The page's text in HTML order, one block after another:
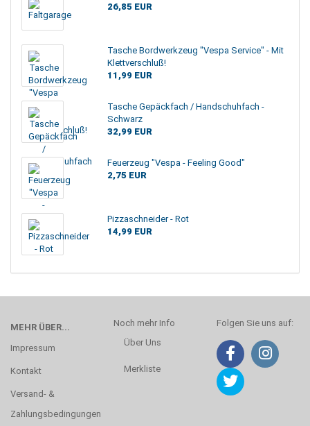
26,85 EUR
Tasche Bordwerkzeug "Vespa Service" - Mit
Klettverschluß!
11,99 EUR
Tasche Gepäckfach / Handschuhfach -
Schwarz
32,99 EUR
Feuerzeug "Vespa - Feeling Good"
2,75 EUR
Pizzaschneider - Rot
14,99 EUR
MEHR ÜBER...
Impressum
Kontakt
Versand- &
Zahlungsbedingungen
Noch mehr Info
Über Uns
Merkliste
Folgen Sie uns auf: